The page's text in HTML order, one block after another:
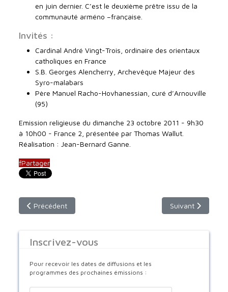
en juin dernier. C’est le deuxième prêtre issu de la
communauté arméno –française.
Invités :
Cardinal André Vingt-Trois, ordinaire des orientaux
catholiques en France
S.B. Georges Alencherry, Archevêque Majeur des
Syro-malabars
Père Manuel Racho-Hovhanessian, curé d’Arnouville
(95)
Emission religieuse du dimanche 23 octobre 2011 - 9h30
à 10h00 - France 2, présentée par Thomas Wallut.
Réalisation : Jean-Bernard Ganne.
fPartager
Article précédent : Les Orientaux chantent l’Espérance
Précédent Article suivant :
Suivant
Inscrivez-vous
Pour recevoir les dates de diffusions et les
programmes des prochaines émissions :